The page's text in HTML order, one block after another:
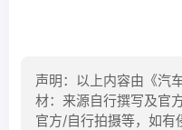
声明：以上内容由《汽
材：来源自行撰写及官
官方/自行拍摄等，如有